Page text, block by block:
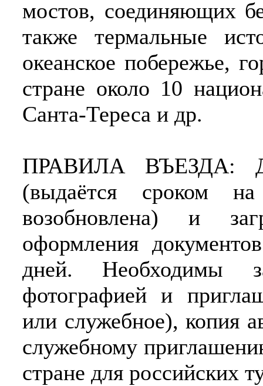
мостов, соединяющих
также термальные
океанское побережье,
стране около 10
Санта-Тереса и др.
ПРАВИЛА ВЪЕЗДА:
(выдаётся сроком
возобновлена) и
оформления
дней. Необходимы
фотографией и
или служебное), копия
служебному
стране для российских